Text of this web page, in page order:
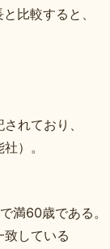
比較すると、
れており、
）。
満60歳である。
している